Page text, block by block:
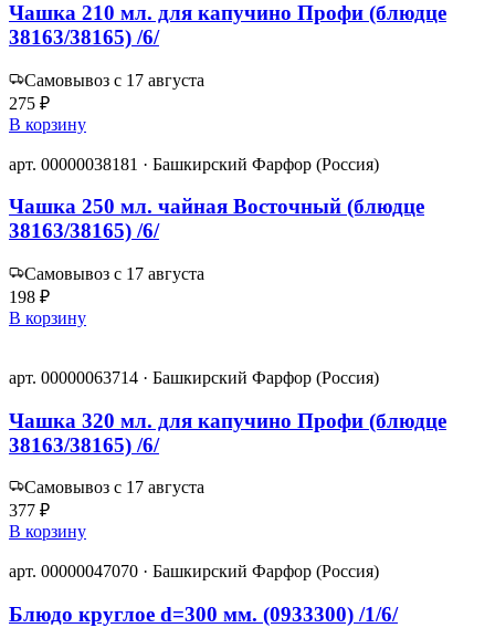
Чашка 210 мл. для капучино Профи (блюдце
38163/38165) /6/
Самовывоз с 17 августа
275 ₽
В корзину
арт. 00000038181 · Башкирский Фарфор (Россия)
Чашка 250 мл. чайная Восточный (блюдце
38163/38165) /6/
Самовывоз с 17 августа
198 ₽
В корзину
арт. 00000063714 · Башкирский Фарфор (Россия)
Чашка 320 мл. для капучино Профи (блюдце
38163/38165) /6/
Самовывоз с 17 августа
377 ₽
В корзину
арт. 00000047070 · Башкирский Фарфор (Россия)
Блюдо круглое d=300 мм. (0933300) /1/6/